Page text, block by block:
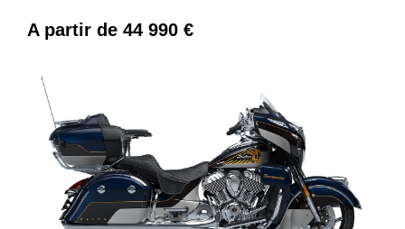
A partir de 44 990 €